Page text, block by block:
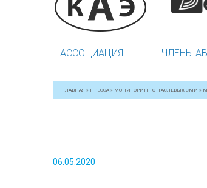
АССОЦИАЦИЯ ЧЛЕНЫ
ГЛАВНАЯ » ПРЕССА » МОНИТОРИНГ ОТРАСЛЕВЫХ СМИ »
06.05.2020